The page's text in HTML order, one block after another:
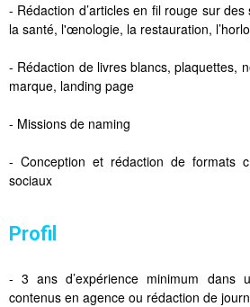
- Rédaction d’articles en fil rouge sur
la santé, l'œnologie, la restauration,
- Rédaction de livres blancs, plaquettes,
marque, landing page
- Missions de naming
- Conception et rédaction de formats
sociaux
Profil
- 3 ans d’expérience minimum dans
contenus en agence ou rédaction de